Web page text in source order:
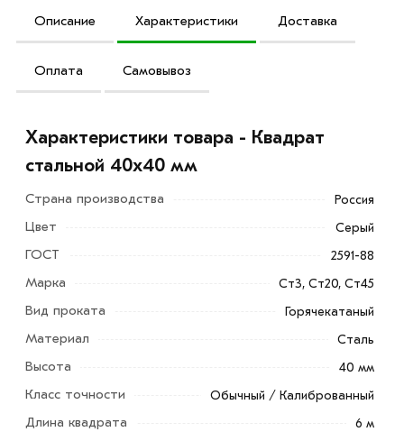
Описание Характеристики Доставка
Оплата Самовывоз
Характеристики товара - Квадрат
стальной 40х40 мм
Страна производства Россия
Цвет Серый
ГОСТ 2591-88
Марка Ст3, Ст20, Ст45
Вид проката Горячекатаный
Материал Сталь
Высота 40 мм
Класс точности Обычный / Калиброванный
Длина квадрата 6 м